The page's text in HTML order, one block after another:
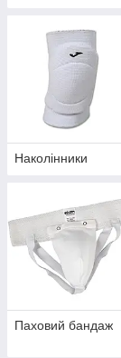
Наколінники
Паховий бандаж